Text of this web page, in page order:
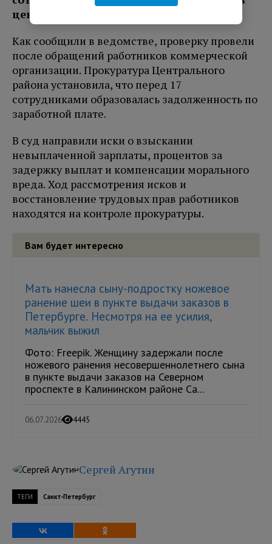
центре Санкт-Петербурга.
Как сообщили в ведомстве, проверку провели
после обращений работников коммерческой
организации. Прокуратура Центрального
района установила, что перед 17
сотрудниками образовалась задолженность по
заработной плате.
В суд направили иски о взыскании
невыплаченной зарплаты, процентов за
задержку выплат и компенсации морального
вреда. Ход рассмотрения исков и
восстановление трудовых прав работников
находятся на контроле прокуратуры.
Вам будет интересно
Мать нанесла сыну-подростку ножевое
ранение шеи в пункте выдачи заказов в
Петербурге. Несмотря на ее усилия,
мальчик выжил
Фото: Freepik. Женщину задержали после
ножевого ранения несовершеннолетнего сына
в пункте выдачи заказов на Северном
проспекте в Калининском районе Са...
06.07.2026 4445
Сергей Агутин
ТЕГИ Санкт-Петербург